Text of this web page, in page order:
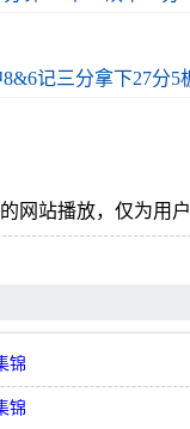
记三分拿下27分5
网站播放，仅为用户
锦
锦